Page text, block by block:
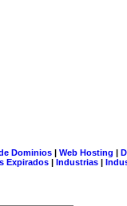
Dominios| Web Hosting |
Expirados | Industrias |